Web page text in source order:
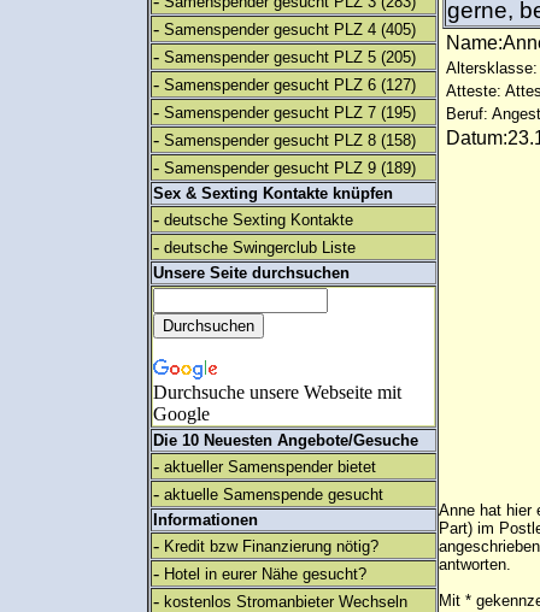
- Samenspender gesucht PLZ 4 (405)
- Samenspender gesucht PLZ 5 (205)
- Samenspender gesucht PLZ 6 (127)
- Samenspender gesucht PLZ 7 (195)
- Samenspender gesucht PLZ 8 (158)
- Samenspender gesucht PLZ 9 (189)
Sex & Sexting Kontakte knüpfen
- deutsche Sexting Kontakte
- deutsche Swingerclub Liste
Unsere Seite durchsuchen
Durchsuche unsere Webseite mit
Google
Die 10 Neuesten Angebote/Gesuche
- aktueller Samenspender bietet
- aktuelle Samenspende gesucht
Informationen
- Kredit bzw Finanzierung nötig?
- Hotel in eurer Nähe gesucht?
- kostenlos Stromanbieter Wechseln
gerne,
Altersklasse:
Atteste:
Beruf:
Anne hat hier
Part) im
antworten.
Mit *